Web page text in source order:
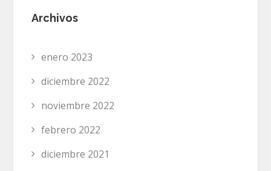
Archivos
enero 2023
diciembre 2022
noviembre 2022
febrero 2022
diciembre 2021